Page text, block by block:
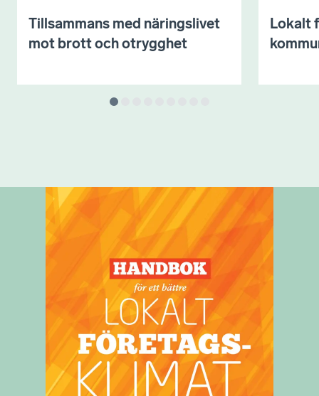
Tillsammans med näringslivet
mot brott och otrygghet
Lokalt